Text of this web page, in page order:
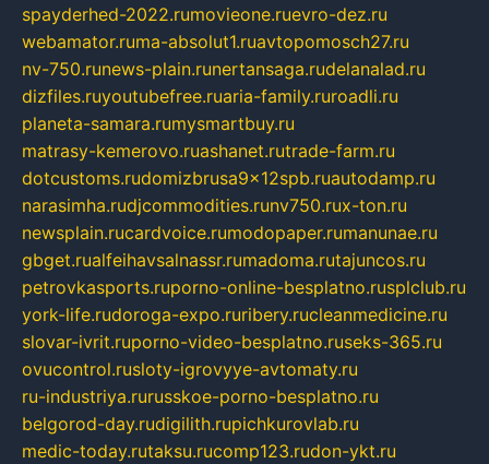
spayderhed-2022.rumovieone.ruevro-dez.ru
webamator.ruma-absolut1.ruavtopomosch27.ru
nv-750.runews-plain.runertansaga.rudelanalad.ru
dizfiles.ruyoutubefree.ruaria-family.ruroadli.ru
planeta-samara.rumysmartbuy.ru
matrasy-kemerovo.ruashanet.rutrade-farm.ru
dotcustoms.rudomizbrusa9x12spb.ruautodamp.ru
narasimha.rudjcommodities.runv750.rux-ton.ru
newsplain.rucardvoice.rumodopaper.rumanunae.ru
gbget.rualfeihavsalnassr.rumadoma.rutajuncos.ru
petrovkasports.ruporno-online-besplatno.rusplclub.ru
york-life.rudoroga-expo.ruribery.rucleanmedicine.ru
slovar-ivrit.ruporno-video-besplatno.ruseks-365.ru
ovucontrol.rusloty-igrovyye-avtomaty.ru
ru-industriya.rurusskoe-porno-besplatno.ru
belgorod-day.rudigilith.rupichkurovlab.ru
medic-today.rutaksu.rucomp123.rudon-ykt.ru